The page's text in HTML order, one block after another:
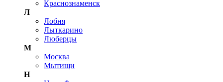
Краснознаменск
Л
Лобня
Лыткарино
Люберцы
М
Москва
Мытищи
Н